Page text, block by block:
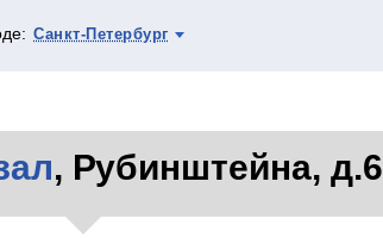
Санкт-Петербург
, Рубинштейна, д.6